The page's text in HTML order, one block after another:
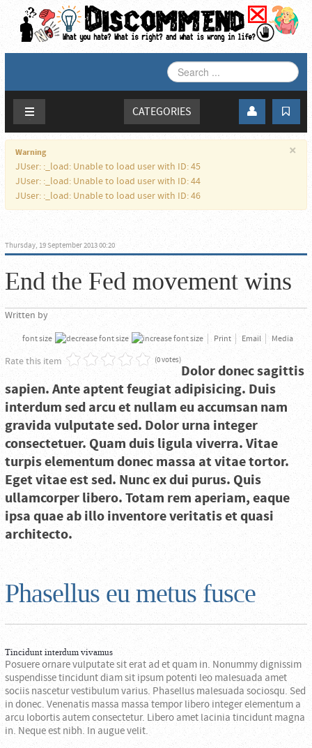
SEARCH
...
CATEGORIES
×
Warning
JUser: :_load: Unable to load user with ID: 45
JUser: :_load: Unable to load user with ID: 44
JUser: :_load: Unable to load user with ID: 46
Thursday, 19 September 2013 00:20
End the Fed movement wins
Written by
font size Print Email Media
Rate this item (0 votes)
Dolor donec sagittis
sapien. Ante aptent feugiat adipisicing. Duis
interdum sed arcu et nullam eu accumsan nam
gravida vulputate sed. Dolor urna integer
consectetuer. Quam duis ligula viverra. Vitae
turpis elementum donec massa at vitae tortor.
Eget vitae est sed. Nunc ex dui purus. Quis
ullamcorper libero. Totam rem aperiam, eaque
ipsa quae ab illo inventore veritatis et quasi
architecto.
Phasellus eu metus fusce
Tincidunt interdum vivamus
Posuere ornare vulputate sit erat ad et quam in. Nonummy dignissim
suspendisse tincidunt diam sit ipsum potenti leo malesuada amet
sociis nascetur vestibulum varius. Phasellus malesuada sociosqu. Sed
in donec. Venenatis massa massa tempor libero integer elementum a
arcu lobortis autem consectetur. Libero amet lacinia tincidunt magna
in. Neque est nibh. In augue velit.